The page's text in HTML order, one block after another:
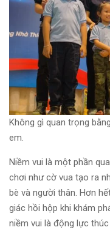
Không gì quan trọng
em.
Niềm vui là một phần
chơi như cờ vua tạo ra
bè và người thân. Hơn
giác hồi hộp khi khám
niềm vui là động lực